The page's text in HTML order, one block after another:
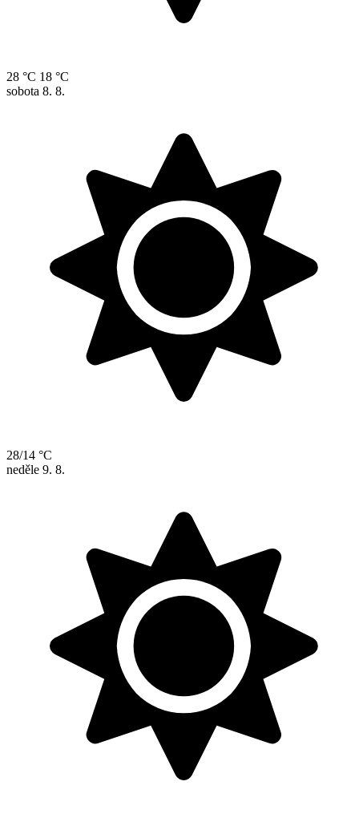
28 °C 18 °C
sobota 8. 8.
28/14 °C
neděle 9. 8.